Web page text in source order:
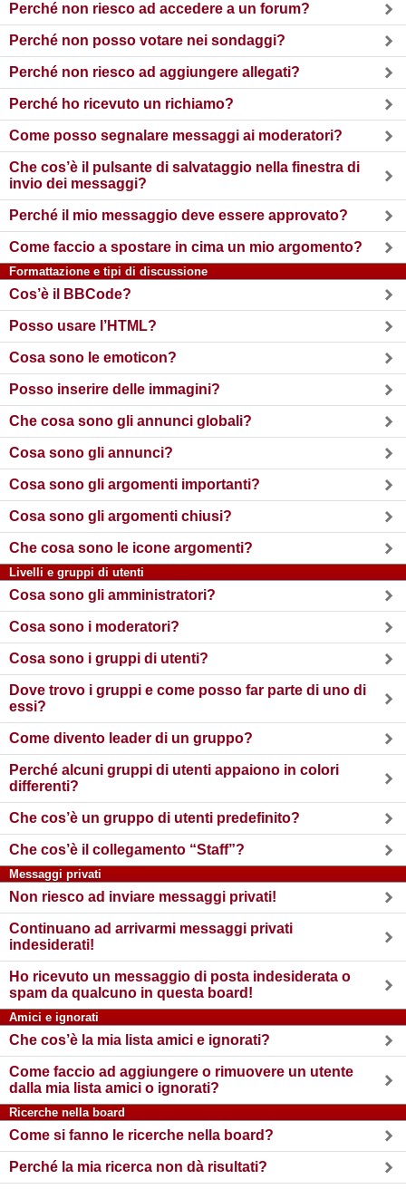
Perché non riesco ad accedere a un forum?
Perché non posso votare nei sondaggi?
Perché non riesco ad aggiungere allegati?
Perché ho ricevuto un richiamo?
Come posso segnalare messaggi ai moderatori?
Che cos’è il pulsante di salvataggio nella finestra di
invio dei messaggi?
Perché il mio messaggio deve essere approvato?
Come faccio a spostare in cima un mio argomento?
Formattazione e tipi di discussione
Cos’è il BBCode?
Posso usare l’HTML?
Cosa sono le emoticon?
Posso inserire delle immagini?
Che cosa sono gli annunci globali?
Cosa sono gli annunci?
Cosa sono gli argomenti importanti?
Cosa sono gli argomenti chiusi?
Che cosa sono le icone argomenti?
Livelli e gruppi di utenti
Cosa sono gli amministratori?
Cosa sono i moderatori?
Cosa sono i gruppi di utenti?
Dove trovo i gruppi e come posso far parte di uno di
essi?
Come divento leader di un gruppo?
Perché alcuni gruppi di utenti appaiono in colori
differenti?
Che cos’è un gruppo di utenti predefinito?
Che cos’è il collegamento “Staff”?
Messaggi privati
Non riesco ad inviare messaggi privati!
Continuano ad arrivarmi messaggi privati
indesiderati!
Ho ricevuto un messaggio di posta indesiderata o
spam da qualcuno in questa board!
Amici e ignorati
Che cos’è la mia lista amici e ignorati?
Come faccio ad aggiungere o rimuovere un utente
dalla mia lista amici o ignorati?
Ricerche nella board
Come si fanno le ricerche nella board?
Perché la mia ricerca non dà risultati?